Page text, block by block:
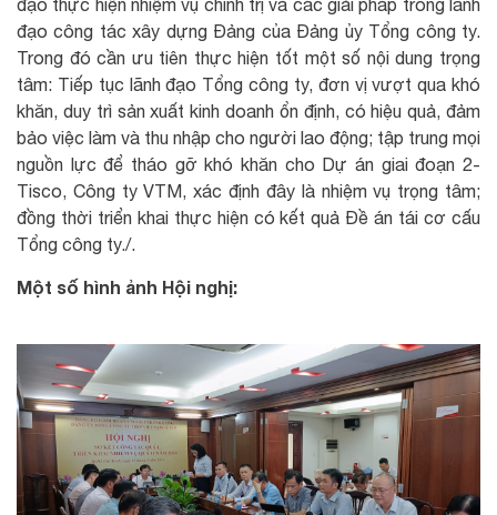
đạo thực hiện nhiệm vụ chính trị và các giải pháp trong lãnh
đạo công tác xây dựng Đảng của Đảng ủy Tổng công ty.
Trong đó cần ưu tiên thực hiện tốt một số nội dung trọng
tâm: Tiếp tục lãnh đạo Tổng công ty, đơn vị vượt qua khó
khăn, duy trì sản xuất kinh doanh ổn định, có hiệu quả, đảm
bảo việc làm và thu nhập cho người lao động; tập trung mọi
nguồn lực để tháo gỡ khó khăn cho Dự án giai đoạn 2-
Tisco, Công ty VTM, xác định đây là nhiệm vụ trọng tâm;
đồng thời triển khai thực hiện có kết quả Đề án tái cơ cấu
Tổng công ty./.
Một số hình ảnh Hội nghị: